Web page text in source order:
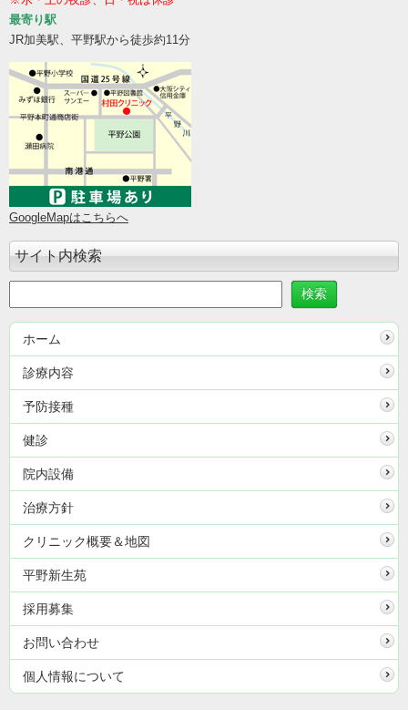
最寄り駅
JR加美駅、平野駅から徒歩約11分
GoogleMapはこちらへ
サイト内検索
ホーム
診療内容
予防接種
健診
院内設備
治療方針
クリニック概要＆地図
平野新生苑
採用募集
お問い合わせ
個人情報について